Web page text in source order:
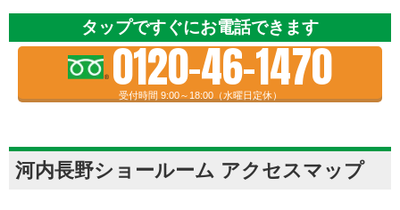
タップですぐにお電話できます
0120-46-1470
受付時間 9:00～18:00（水曜日定休）
河内長野ショールーム アクセスマップ